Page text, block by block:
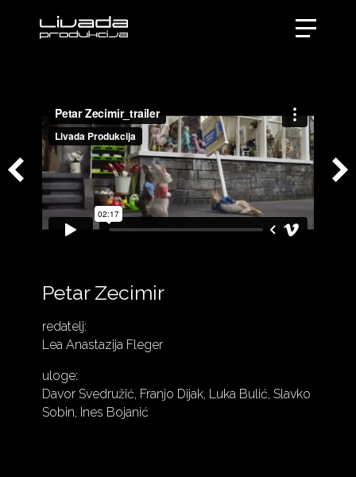
Petar Zecimir
redatelj:
Lea Anastazija Fleger
uloge:
Davor Svedružić, Franjo Dijak, Luka Bulić, Slavko
Sobin, Ines Bojanić